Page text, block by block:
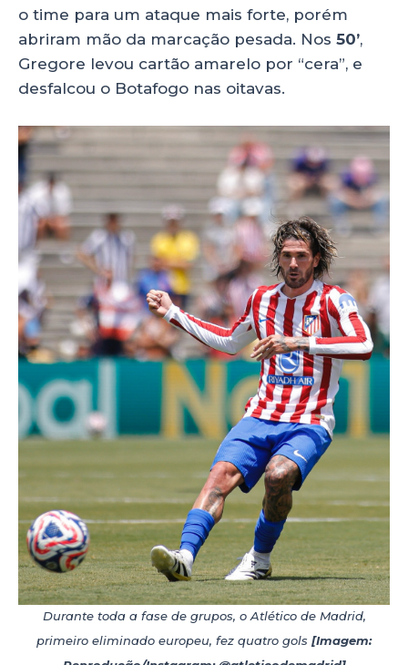
o time para um ataque mais forte, porém
abriram mão da marcação pesada. Nos 50’,
Gregore levou cartão amarelo por “cera”, e
desfalcou o Botafogo nas oitavas.
Durante toda a fase de grupos, o Atlético de Madrid,
primeiro eliminado europeu, fez quatro gols [Imagem: